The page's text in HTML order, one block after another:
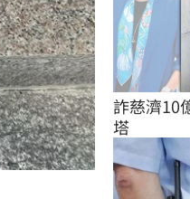
詐慈濟10
塔